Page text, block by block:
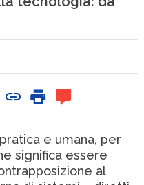
e umana, per
significa essere
al